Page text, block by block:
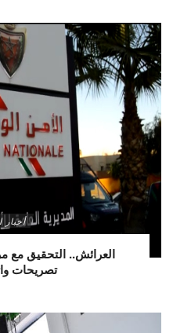
العرائش.. التحقيق مع
تصريحات